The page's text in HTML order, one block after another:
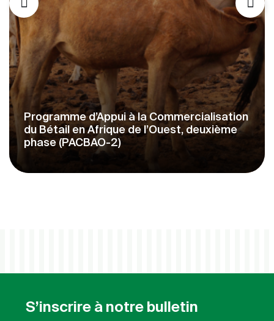
Renforcement des capacités
institutionnelles de la CEDEAO et des États
membres à l’accès au financement
climatique pour soutenir la mise en œuvre
des priorités sectorielles agricoles de la
stratégie régionale climat
S’inscrire à notre bulletin